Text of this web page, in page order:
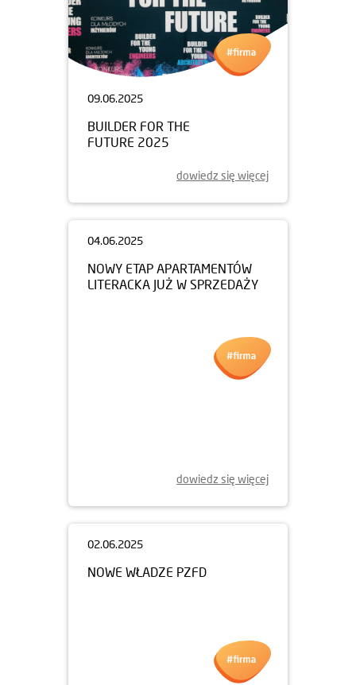
09.06.2025
BUILDER FOR THE
FUTURE 2025
dowiedz się więcej
04.06.2025
NOWY ETAP APARTAMENTÓW
LITERACKA JUŻ W SPRZEDAŻY
dowiedz się więcej
02.06.2025
NOWE WŁADZE PZFD